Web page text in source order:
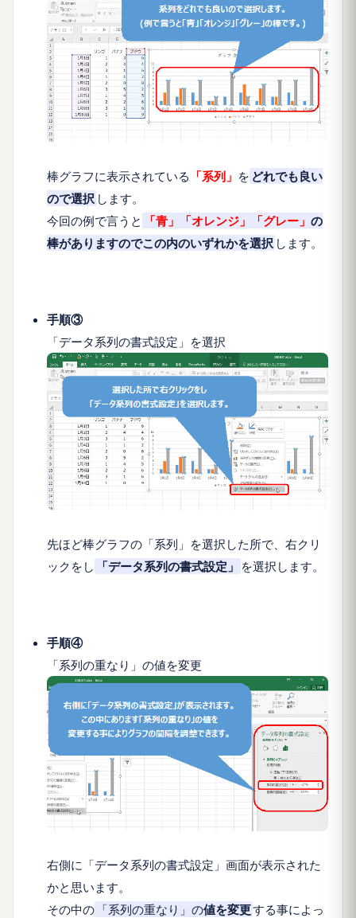
棒グラフに表示されている 「系列 」 を どれでも良い
ので選択 します。
今回の例で言うと
「青」「オレンジ」「グレー」 の
棒がありますのでこの内のいずれかを選択 します。
手順③
「データ系列の書式設定」を選択
先ほど棒グラフの「系列 」を選択した所で、 右クリ
ック をし 「データ系列の書式設定 」 を選択します。
手順④
「系列の重なり」の値を変更
右側に「データ系列の書式設定 」画面が表示された
かと思います。
その中の 「系列の重なり 」の値を変更する事によっ